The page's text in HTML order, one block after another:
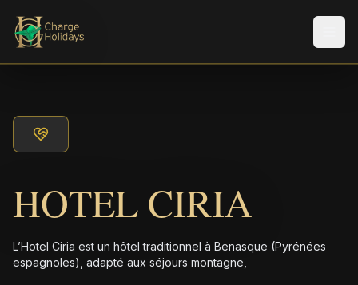
HOTEL CIRIA
L’Hotel Ciria est un hôtel traditionnel à Benasque (Pyrénées
espagnoles), adapté aux séjours montagne,